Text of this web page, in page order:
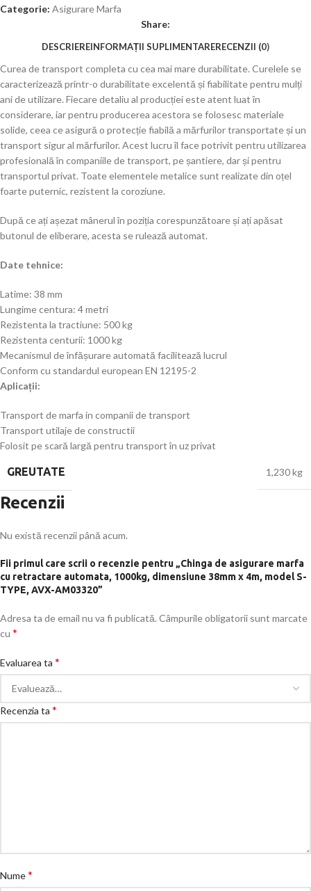
Categorie: Asigurare Marfa
Share:
DESCRIEREINFORMAȚII SUPLIMENTARERECENZII (0)
Curea de transport completa cu cea mai mare durabilitate. Curelele se
caracterizează printr-o durabilitate excelentă și fiabilitate pentru mulți
ani de utilizare. Fiecare detaliu al producției este atent luat în
considerare, iar pentru producerea acestora se folosesc materiale
solide, ceea ce asigură o protecție fiabilă a mărfurilor transportate și un
transport sigur al mărfurilor. Acest lucru îl face potrivit pentru utilizarea
profesională în companiile de transport, pe șantiere, dar și pentru
transportul privat. Toate elementele metalice sunt realizate din oțel
foarte puternic, rezistent la coroziune.
După ce ați așezat mânerul în poziția corespunzătoare și ați apăsat
butonul de eliberare, acesta se rulează automat.
Date tehnice:
Latime: 38 mm
Lungime centura: 4 metri
Rezistenta la tractiune: 500 kg
Rezistenta centurii: 1000 kg
Mecanismul de înfășurare automată facilitează lucrul
Conform cu standardul european EN 12195-2
Aplicații:
Transport de marfa in companii de transport
Transport utilaje de constructii
Folosit pe scară largă pentru transport în uz privat
GREUTATE 1,230 kg
Recenzii
Nu există recenzii până acum.
Fii primul care scrii o recenzie pentru „Chinga de asigurare marfa
cu retractare automata, 1000kg, dimensiune 38mm x 4m, model S-
TYPE, AVX-AM03320”
Adresa ta de email nu va fi publicată. Câmpurile obligatorii sunt marcate
cu *
Evaluarea ta *
Recenzia ta *
Nume*